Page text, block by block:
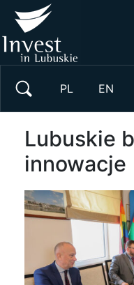
PL EN
Lubuskie
innowacje
Wyszukaj w